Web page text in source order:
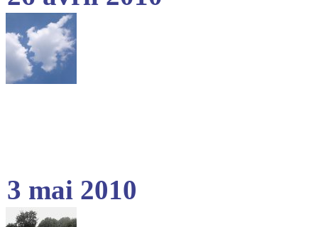
3 mai 2010